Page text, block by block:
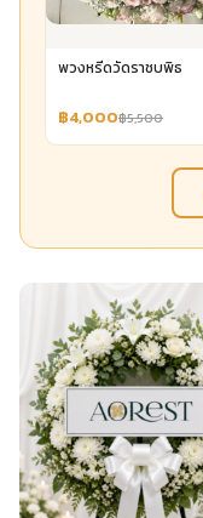
พวงหรีดวัดราชบพิธ
฿4,000฿5,500